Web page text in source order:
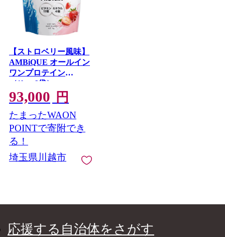
【ストロベリー風味】
AMBiQUE オールイン
ワンプロテイン
（1kg×6袋）
93,000 円
たまったWAON
POINTで寄附でき
る！
埼玉県川越市
応援する自治体をさがす